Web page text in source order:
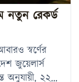
নতুন রেকর্ড
স্বর্ণের
জুয়েলার্স
অনুযায়ী, ২২